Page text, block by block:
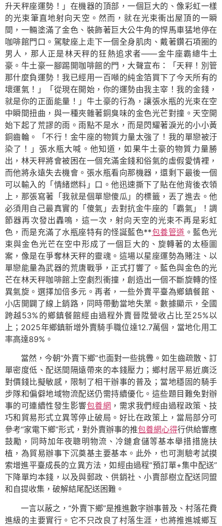
升天秤座運勢！」在機器的頂部，一個巨大的、像彩虹一樣
的光束筆直地射向天空。然而，就在光束衝出屋頂的一瞬
間，一輛塗滿了金色、裝飾著巨大公牛角的悍馬車猛地停在
咖啡館門口。駕駛座上走下一個全身肌肉、戴著鑽石項圈的
男人，那人正是林天秤的狂熱追求者——金牛座霸總牛土
豪。牛土豪一腳踢開咖啡館的門，大聲宣布：「天秤！別管
那什麼負運勢！我已經用一百噸的純金箔買下了今天所有的
壞運氣！」「從現在開始，你的運勢由我主宰！我的金錢，
就是你的正面能量！」牛土豪的行為，讓張水瓶的光束在空
中瞬間扭曲，與一種夾雜著銅臭味的金色光芒對撞。天空開
始下起了荒謬的雨。雨點不是水，而是閃耀著淚光的小小黃
銅齒輪。「不行！金牛座的物質力量太強了！我的單戀被汙
染了！」張水瓶大喊。他知道，如果牛土豪的物質力量勝
出，林天秤將會被困在一個充滿金錢和俗氣的虛假愛情裡，
而他將永遠失去機會。張水瓶看向那機器，還剩下最後一個
可以輸入的「情緒燃料」口。他迅速撕下了貼在他背後衣領
上，那張寫著「我就是個單戀傻瓜」的標籤，丟了進去。他
必須用自己最真實的「傻氣」去對抗金牛座的「霸氣」！調
節器再次發出轟鳴，這一次，射向天空的光束不再是彩虹
色，而是充滿了水瓶座特有的怪誕藍色**包養管道 。藍色光
束與金色光芒在空中形成了一個巨大的、旋轉著的太極圖
案，像是在爭奪林天秤的靈魂。這場以星座運勢為賭注、以
單戀能量為武器的荒唐戰爭，正式打響了。藍色與金色的光
芒在林天秤咖啡館上空劇烈衝撞，創造出一個不斷旋轉的怪
異氣旋。選擇加倍多元。再者，一些外賣平臺為鄉鎮餐館、
小店開闢了線上銷路，同時帶動當地失業。數據顯示，全國
跨越53%的鄉鎮餐館經由過程外賣晉陞營收占比至25%以
上；2025年鄉鎮新增外賣騎手職位達12.7萬個，當地化用工
率高達89%。
當然，今朝“外賣下鄉”也面對一些挑釁。如生齒疏散、訂
單密度低、配送間隔遠帶來的本錢壓力；鄉村居平易近廣泛
對價錢比擬敏感，限制了相干辦事的普及；當地穩固的騎手
步隊和偏僻地域物流配送仍需持續優化。這些題目難免對辦
事的可連續性發生影響包養網 ，需求我們經由過程政策、技
巧和貿易形式立異等停止破局。好比在政策上，當局部分可
參考“家電下鄉”形式，對外賣辦事的推包養網心得行供給響應
鼓勵，同時加年夜聰明物流、冷鏈倉儲等基本舉措措施扶
植，為貿易辦事下沉奠基主要基本。此外，也可測驗考試摸
索增進平臺成長的立異方法，如經由過程“預訂單+集中配送”
下降單均本錢，以及與郵政、供銷社、小賣部樹立配送同盟
和自提收集，破解結尾配送困難。
一言以蔽之，“外賣下鄉”是推進數字辦事普及、村落花費
進級的主要實行。它不只改良了村落生涯，也將推進城鄉互